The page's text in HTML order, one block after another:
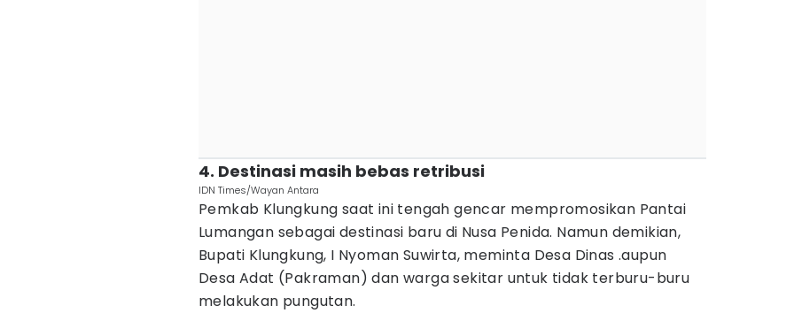
4. Destinasi masih bebas retribusi
IDN Times/Wayan Antara
Pemkab Klungkung saat ini tengah gencar mempromosikan Pantai
Lumangan sebagai destinasi baru di Nusa Penida. Namun demikian,
Bupati Klungkung, I Nyoman Suwirta, meminta Desa Dinas .aupun
Desa Adat (Pakraman) dan warga sekitar untuk tidak terburu-buru
melakukan pungutan.